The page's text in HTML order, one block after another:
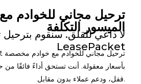
ترحيل مجاني للخوادم مع
الميسور التكلفة
لا داعي للقلق. سنقوم
LeasePacket
بأسعار معقولة. أنت تستحق أداءً فائقًا
قفل، ودعم عملاء بدون مقابل.